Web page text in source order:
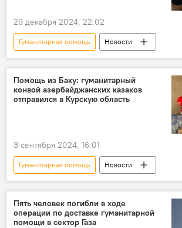
29 декабря 2024, 22:02
Гуманитарная помощь
Новости
Азербайджан
Россия
Курская область
переселенцы
Диаспора
Помощь из Баку: гуманитарный
конвой азербайджанских казаков
отправился в Курскую область
3 сентября 2024, 16:01
Гуманитарная помощь
Новости
Азербайджан
Россия
Землячество казаков Азербайджана
Курская область
СВО Астрахань
Пять человек погибли в ходе
операции по доставке гуманитарной
помощи в сектор Газа